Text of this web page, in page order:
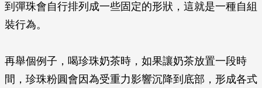
到彈珠會自行排列成一些固定的形狀，這就是一種自組
裝行為。
再舉個例子，喝珍珠奶茶時，如果讓奶茶放置一段時
間，珍珠粉圓會因為受重力影響沉降到底部，形成各式